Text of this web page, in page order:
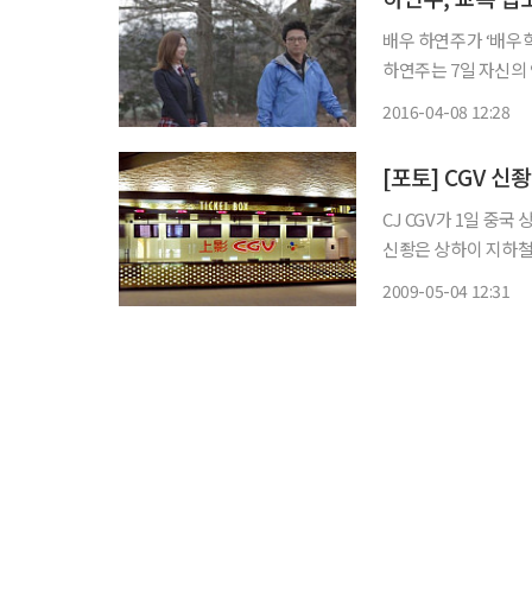
배우 하연주가 ‘배
하연주는 7일 자신
2016-04-08 12:28
[포토] CGV 신
CJ CGV가 1일 중국
신좡은 상하이 지하
2009-05-04 12:31